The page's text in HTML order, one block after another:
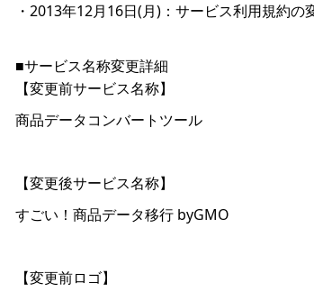
・2013年12月16日(月)：サービス利用規約の
■サービス名称変更詳細
【変更前サービス名称】
商品データコンバートツール
【変更後サービス名称】
すごい！商品データ移行 byGMO
【変更前ロゴ】